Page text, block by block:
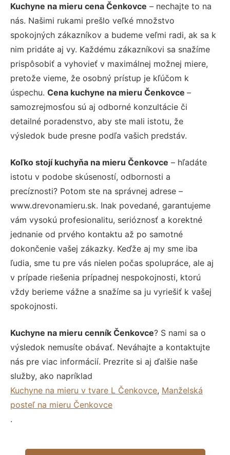
Kuchyne na mieru cena Čenkovce – nechajte to na
nás. Našimi rukami prešlo veľké množstvo
spokojných zákazníkov a budeme veľmi radi, ak sa k
nim pridáte aj vy. Každému zákazníkovi sa snažíme
prispôsobiť a vyhovieť v maximálnej možnej miere,
pretože vieme, že osobný prístup je kľúčom k
úspechu. Cena kuchyne na mieru Čenkovce –
samozrejmosťou sú aj odborné konzultácie či
detailné poradenstvo, aby ste mali istotu, že
výsledok bude presne podľa vašich predstáv.
Koľko stojí kuchyňa na mieru Čenkovce – hľadáte
istotu v podobe skúseností, odbornosti a
precíznosti? Potom ste na správnej adrese –
www.drevonamieru.sk. Inak povedané, garantujeme
vám vysokú profesionalitu, serióznosť a korektné
jednanie od prvého kontaktu až po samotné
dokončenie vašej zákazky. Keďže aj my sme iba
ľudia, sme tu pre vás nielen počas spolupráce, ale aj
v prípade riešenia prípadnej nespokojnosti, ktorú
vždy berieme vážne a snažíme sa ju vyriešiť k vašej
spokojnosti.
Kuchyne na mieru cenník Čenkovce? S nami sa o
výsledok nemusíte obávať. Neváhajte a kontaktujte
nás pre viac informácií. Prezrite si aj ďalšie naše
služby, ako napríklad
Kuchyne na mieru v tvare L Čenkovce, Manželská
posteľ na mieru Čenkovce
.